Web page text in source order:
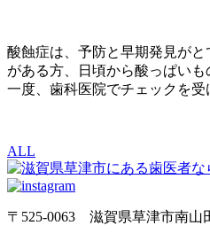
酸蝕症は、予防と早期発見が
がある方、日頃から酸っぱい
一度、歯科医院でチェックを受
ALL
〒525-0063 滋賀県草津市南山